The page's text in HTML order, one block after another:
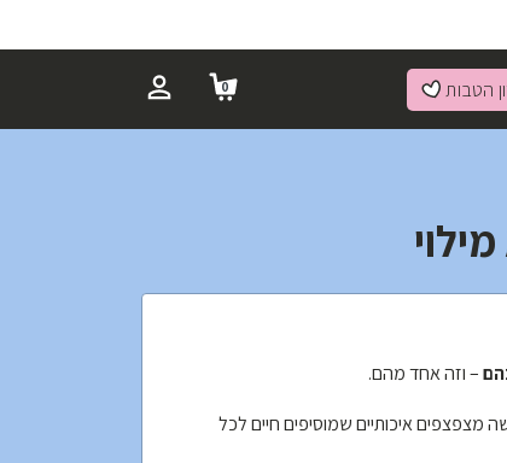
הטבות 0
– וזה אחד מהם.
מצפצפים איכותיים שמוסיפים חיים לכל